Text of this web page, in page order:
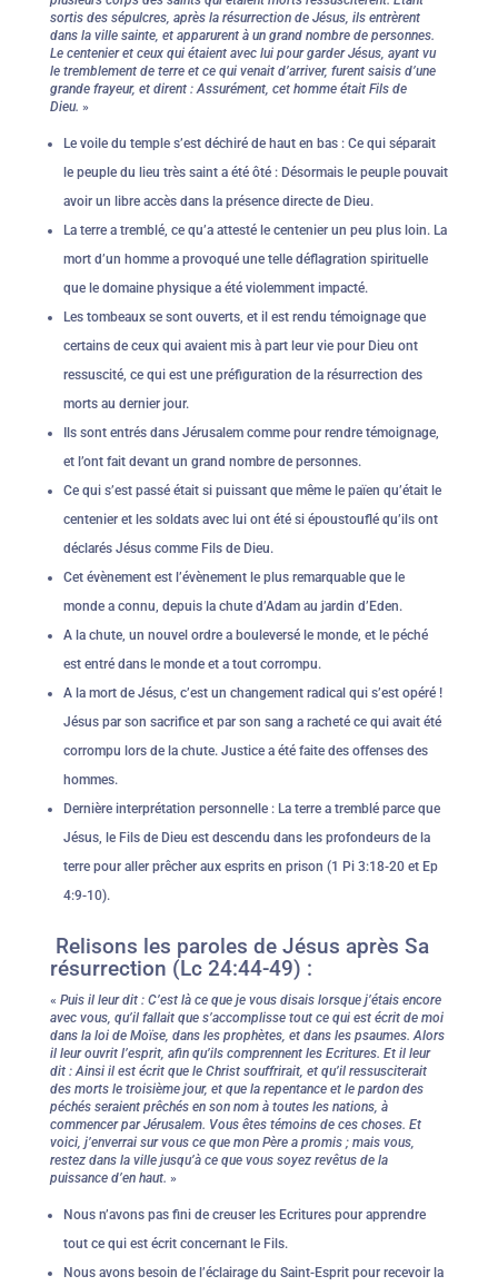
sortis des sépulcres, après la résurrection de Jésus, ils entrèrent
dans la ville sainte, et apparurent à un grand nombre de personnes.
Le centenier et ceux qui étaient avec lui pour garder Jésus, ayant vu
le tremblement de terre et ce qui venait d’arriver, furent saisis d’une
grande frayeur, et dirent : Assurément, cet homme était Fils de
Dieu. »
Le voile du temple s’est déchiré de haut en bas : Ce qui séparait
le peuple du lieu très saint a été ôté : Désormais le peuple pouvait
avoir un libre accès dans la présence directe de Dieu.
La terre a tremblé, ce qu’a attesté le centenier un peu plus loin. La
mort d’un homme a provoqué une telle déflagration spirituelle
que le domaine physique a été violemment impacté.
Les tombeaux se sont ouverts, et il est rendu témoignage que
certains de ceux qui avaient mis à part leur vie pour Dieu ont
ressuscité, ce qui est une préfiguration de la résurrection des
morts au dernier jour.
Ils sont entrés dans Jérusalem comme pour rendre témoignage,
et l’ont fait devant un grand nombre de personnes.
Ce qui s’est passé était si puissant que même le païen qu’était le
centenier et les soldats avec lui ont été si époustouflé qu’ils ont
déclarés Jésus comme Fils de Dieu.
Cet évènement est l’évènement le plus remarquable que le
monde a connu, depuis la chute d’Adam au jardin d’Eden.
A la chute, un nouvel ordre a bouleversé le monde, et le péché
est entré dans le monde et a tout corrompu.
A la mort de Jésus, c’est un changement radical qui s’est opéré !
Jésus par son sacrifice et par son sang a racheté ce qui avait été
corrompu lors de la chute. Justice a été faite des offenses des
hommes.
Dernière interprétation personnelle : La terre a tremblé parce que
Jésus, le Fils de Dieu est descendu dans les profondeurs de la
terre pour aller prêcher aux esprits en prison (1 Pi 3:18-20 et Ep
4:9-10).
Relisons les paroles de Jésus après Sa
résurrection (Lc 24:44-49) :
« Puis il leur dit : C’est là ce que je vous disais lorsque j’étais encore
avec vous, qu’il fallait que s’accomplisse tout ce qui est écrit de moi
dans la loi de Moïse, dans les prophètes, et dans les psaumes. Alors
il leur ouvrit l’esprit, afin qu’ils comprennent les Ecritures. Et il leur
dit : Ainsi il est écrit que le Christ souffrirait, et qu’il ressusciterait
des morts le troisième jour, et que la repentance et le pardon des
péchés seraient prêchés en son nom à toutes les nations, à
commencer par Jérusalem. Vous êtes témoins de ces choses. Et
voici, j’enverrai sur vous ce que mon Père a promis ; mais vous,
restez dans la ville jusqu’à ce que vous soyez revêtus de la
puissance d’en haut. »
Nous n’avons pas fini de creuser les Ecritures pour apprendre
tout ce qui est écrit concernant le Fils.
Nous avons besoin de l’éclairage du Saint-Esprit pour recevoir la